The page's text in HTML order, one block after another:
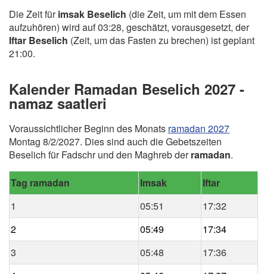
Die Zeit fürimsak Beselich (die Zeit, um mit dem Essen
aufzuhören) wird auf 03:28, geschätzt, vorausgesetzt, der
Iftar Beselich (Zeit, um das Fasten zu brechen) ist geplant
21:00.
Kalender Ramadan Beselich 2027 -
namaz saatleri
Voraussichtlicher Beginn des Monats ramadan 2027
Montag 8/2/2027. Dies sind auch die Gebetszeiten
Beselich für Fadschr und den Maghreb derramadan.
Tag ramadan Imsak
Iftar
1
05:51
17:32
2
05:49
17:34
3
05:48
17:36